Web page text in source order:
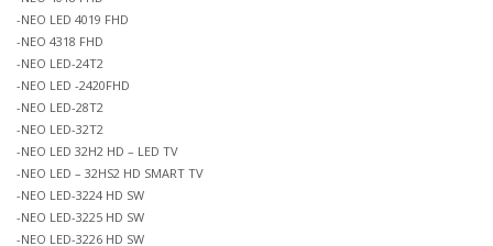
-NEO LED 4019 FHD
-NEO 4318 FHD
-NEO LED-24T2
-NEO LED -2420FHD
-NEO LED-28T2
-NEO LED-32T2
-NEO LED 32H2 HD – LED TV
-NEO LED – 32HS2 HD SMART TV
-NEO LED-3224 HD SW
-NEO LED-3225 HD SW
-NEO LED-3226 HD SW